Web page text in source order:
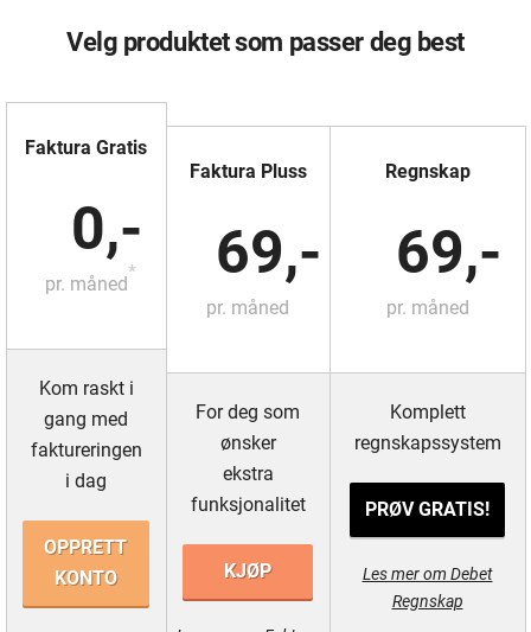
Velg produktet som passer deg best
Faktura Gratis
0,-
pr. måned
*
Kom raskt i
gang med
faktureringen
i dag
OPPRETT
KONTO
Faktura Pluss
69,-
pr. måned
For deg som
ønsker
ekstra
funksjonalitet
KJØP
Regnskap
69,-
pr. måned
Komplett
regnskapssystem
PRØV GRATIS!
Les mer om Debet
Regnskap